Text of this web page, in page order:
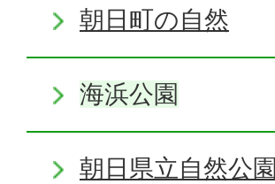
朝日町の自然
海浜公園
朝日県立自然公園